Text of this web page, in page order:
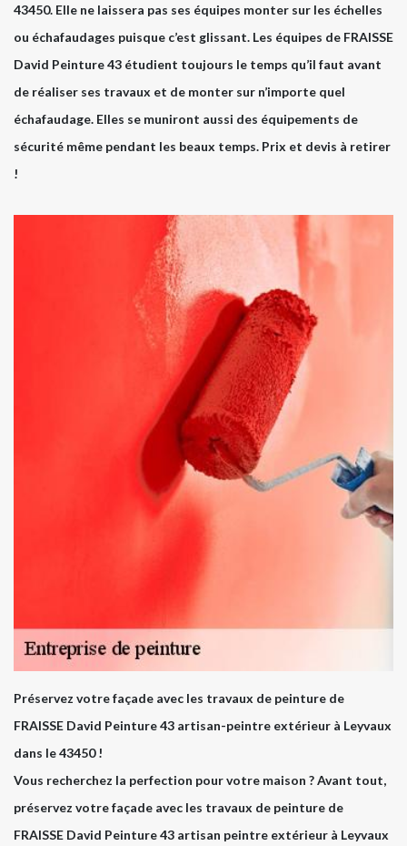
43450. Elle ne laissera pas ses équipes monter sur les échelles
ou échafaudages puisque c’est glissant. Les équipes de FRAISSE
David Peinture 43 étudient toujours le temps qu’il faut avant
de réaliser ses travaux et de monter sur n’importe quel
échafaudage. Elles se muniront aussi des équipements de
sécurité même pendant les beaux temps. Prix et devis à retirer
!
Préservez votre façade avec les travaux de peinture de
FRAISSE David Peinture 43 artisan-peintre extérieur à Leyvaux
dans le 43450 !
Vous recherchez la perfection pour votre maison ? Avant tout,
préservez votre façade avec les travaux de peinture de
FRAISSE David Peinture 43 artisan peintre extérieur à Leyvaux